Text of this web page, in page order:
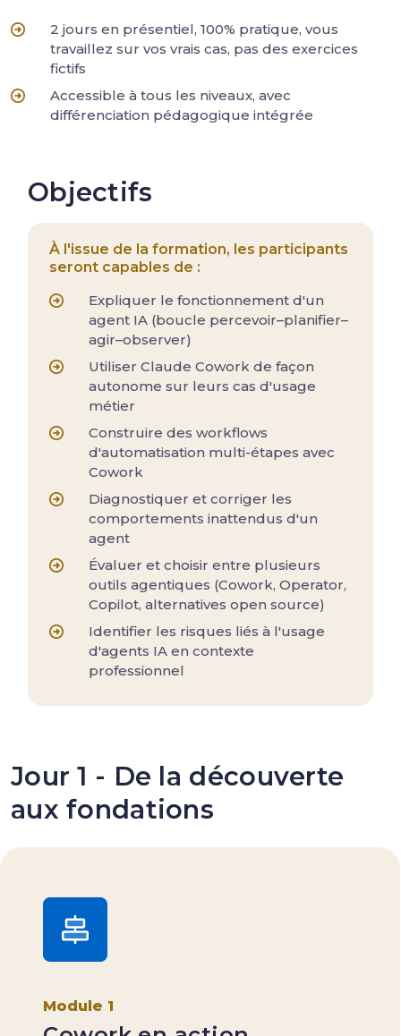
2 jours en présentiel, 100% pratique, vous
travaillez sur vos vrais cas, pas des exercices
fictifs
Accessible à tous les niveaux, avec
différenciation pédagogique intégrée
Objectifs
À l'issue de la formation, les participants
seront capables de :
Expliquer le fonctionnement d'un
agent IA (boucle percevoir–planifier–
agir–observer)
Utiliser Claude Cowork de façon
autonome sur leurs cas d'usage
métier
Construire des workflows
d'automatisation multi-étapes avec
Cowork
Diagnostiquer et corriger les
comportements inattendus d'un
agent
Évaluer et choisir entre plusieurs
outils agentiques (Cowork, Operator,
Copilot, alternatives open source)
Identifier les risques liés à l'usage
d'agents IA en contexte
professionnel
Jour 1 - De la découverte
aux fondations
Module 1